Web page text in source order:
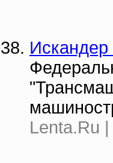
Искандер
Lenta.Ru